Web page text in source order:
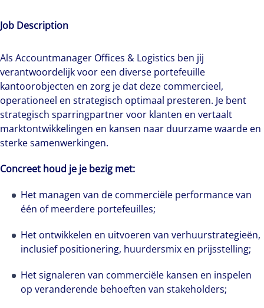
Job Description
Als Accountmanager Offices & Logistics ben jij
verantwoordelijk voor een diverse portefeuille
kantoorobjecten en zorg je dat deze commercieel,
operationeel en strategisch optimaal presteren. Je bent
strategisch sparringpartner voor klanten en vertaalt
marktontwikkelingen en kansen naar duurzame waarde en
sterke samenwerkingen.
Concreet houd je je bezig met:
Het managen van de commerciële performance van
één of meerdere portefeuilles;
Het ontwikkelen en uitvoeren van verhuurstrategieën,
inclusief positionering, huurdersmix en prijsstelling;
Het signaleren van commerciële kansen en inspelen
op veranderende behoeften van stakeholders;